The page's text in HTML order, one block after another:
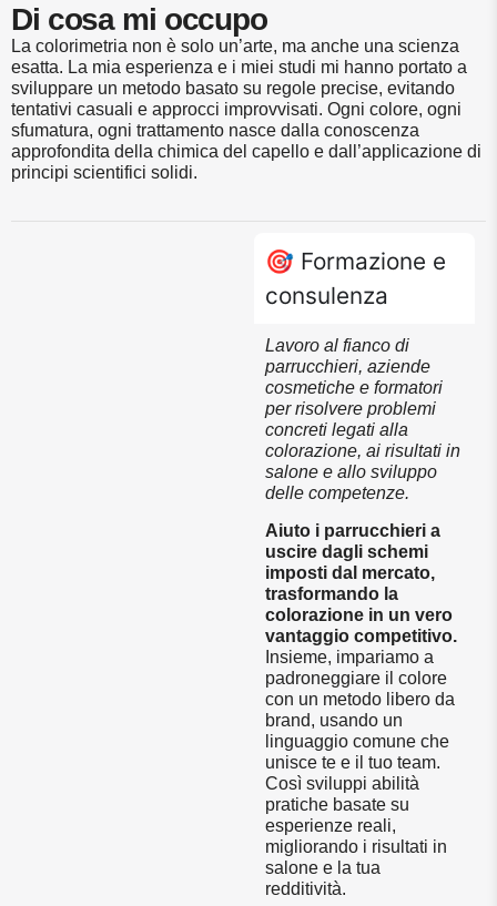
Di cosa mi occupo
La colorimetria non è solo un’arte, ma anche una scienza
esatta. La mia esperienza e i miei studi mi hanno portato a
sviluppare un metodo basato su regole precise, evitando
tentativi casuali e approcci improvvisati. Ogni colore, ogni
sfumatura, ogni trattamento nasce dalla conoscenza
approfondita della chimica del capello e dall’applicazione di
principi scientifici solidi.
🎯 Formazione e
consulenza
Lavoro al fianco di
parrucchieri, aziende
cosmetiche e formatori
per risolvere problemi
concreti legati alla
colorazione, ai risultati in
salone e allo sviluppo
delle competenze.
Aiuto i parrucchieri a
uscire dagli schemi
imposti dal mercato,
trasformando la
colorazione in un vero
vantaggio competitivo.
Insieme, impariamo a
padroneggiare il colore
con un metodo libero da
brand, usando un
linguaggio comune che
unisce te e il tuo team.
Così sviluppi abilità
pratiche basate su
esperienze reali,
migliorando i risultati in
salone e la tua
redditività.